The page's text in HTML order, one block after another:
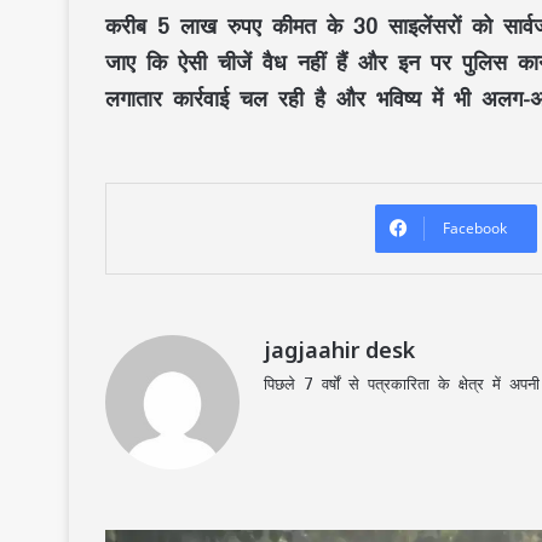
करीब 5 लाख रुपए कीमत के 30 साइलेंसरों को
जाए कि ऐसी चीजें वैध नहीं हैं और इन पर पुलिस
लगातार कार्रवाई चल रही है और भविष्य में भी अलग-
Facebook
jagjaahir desk
पिछले 7 वर्षों से पत्रकारिता के क्षेत्र में